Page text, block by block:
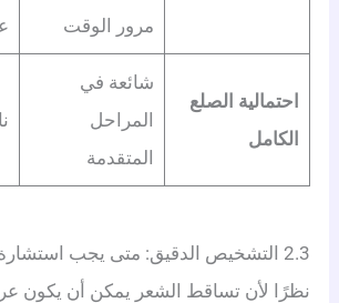
مرور الوقت
احتمالية الصلع
الكامل
شائعة في
المراحل
المتقدمة
2.3 التشخيص الدقيق: متى يجب استشارة الطبيب؟
نظرًا لأن تساقط الشعر يمكن أن يكون